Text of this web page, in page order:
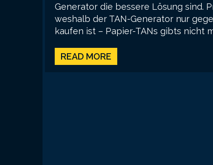
Generator die bessere Lösung sind.
weshalb der TAN-Generator nur
kaufen ist – Papier-TANs gibts nicht
READ MORE